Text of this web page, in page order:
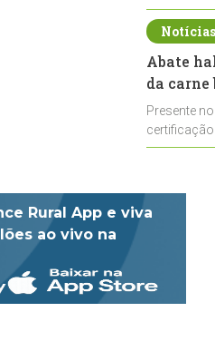
de leite cru
Abate
da
Presente
Rural App e viva
ao vivo na